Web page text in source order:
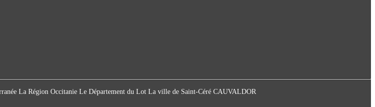
La Région Occitanie Le Département du Lot La ville de Saint-Céré CAUVALDOR